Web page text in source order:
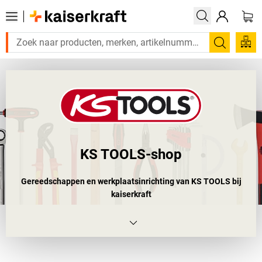
Zoeken
KS TOOLS-shop
Gereedschappen en werkplaatsinrichting van KS TOOLS bij
kaiserkraft
Als u elke dag ander gereedschap nodig hebt, is het merk KS